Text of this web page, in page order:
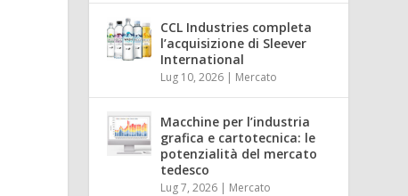
CCL Industries completa
l’acquisizione di Sleever
International
Lug 10, 2026 | Mercato
Macchine per l’industria
grafica e cartotecnica: le
potenzialità del mercato
tedesco
Lug 7, 2026 | Mercato